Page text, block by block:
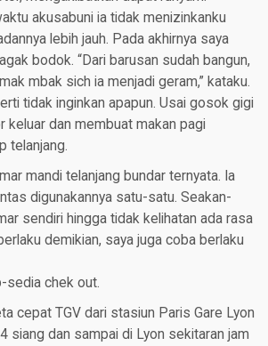
akusabuni ia tidak menizinkanku
lebih jauh. Pada akhirnya saya
bodok. “Dari barusan sudah bangun,
mbak sich ia menjadi geram,” kataku.
tidak inginkan apapun. Usai gosok gigi
keluar dan membuat makan pagi
telanjang.
mandi telanjang bundar ternyata. Ia
digunakannya satu-satu. Seakan-
sendiri hingga tidak kelihatan ada rasa
demikian, saya juga coba berlaku
sedia chek out.
cepat TGV dari stasiun Paris Gare Lyon
siang dan sampai di Lyon sekitaran jam